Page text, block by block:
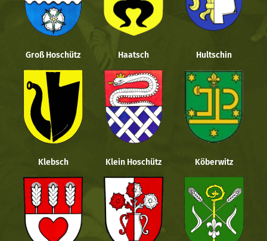
Groß Hoschütz Haatsch Hultschin
Klebsch Klein Hoschütz Köberwitz